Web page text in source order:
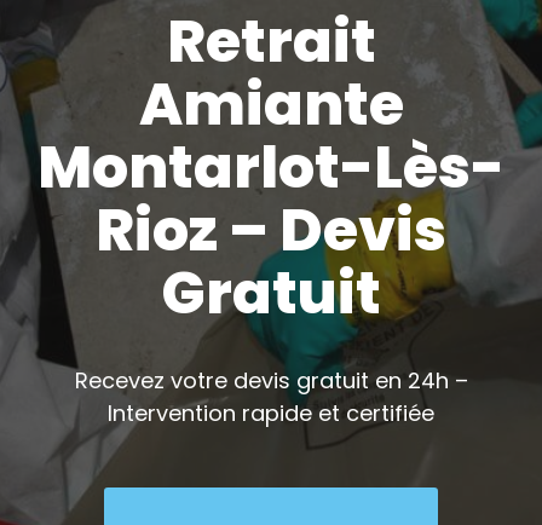
Retrait
Amiante
Montarlot-Lès-
Rioz – Devis
Gratuit
Recevez votre devis gratuit en 24h –
Intervention rapide et certifiée